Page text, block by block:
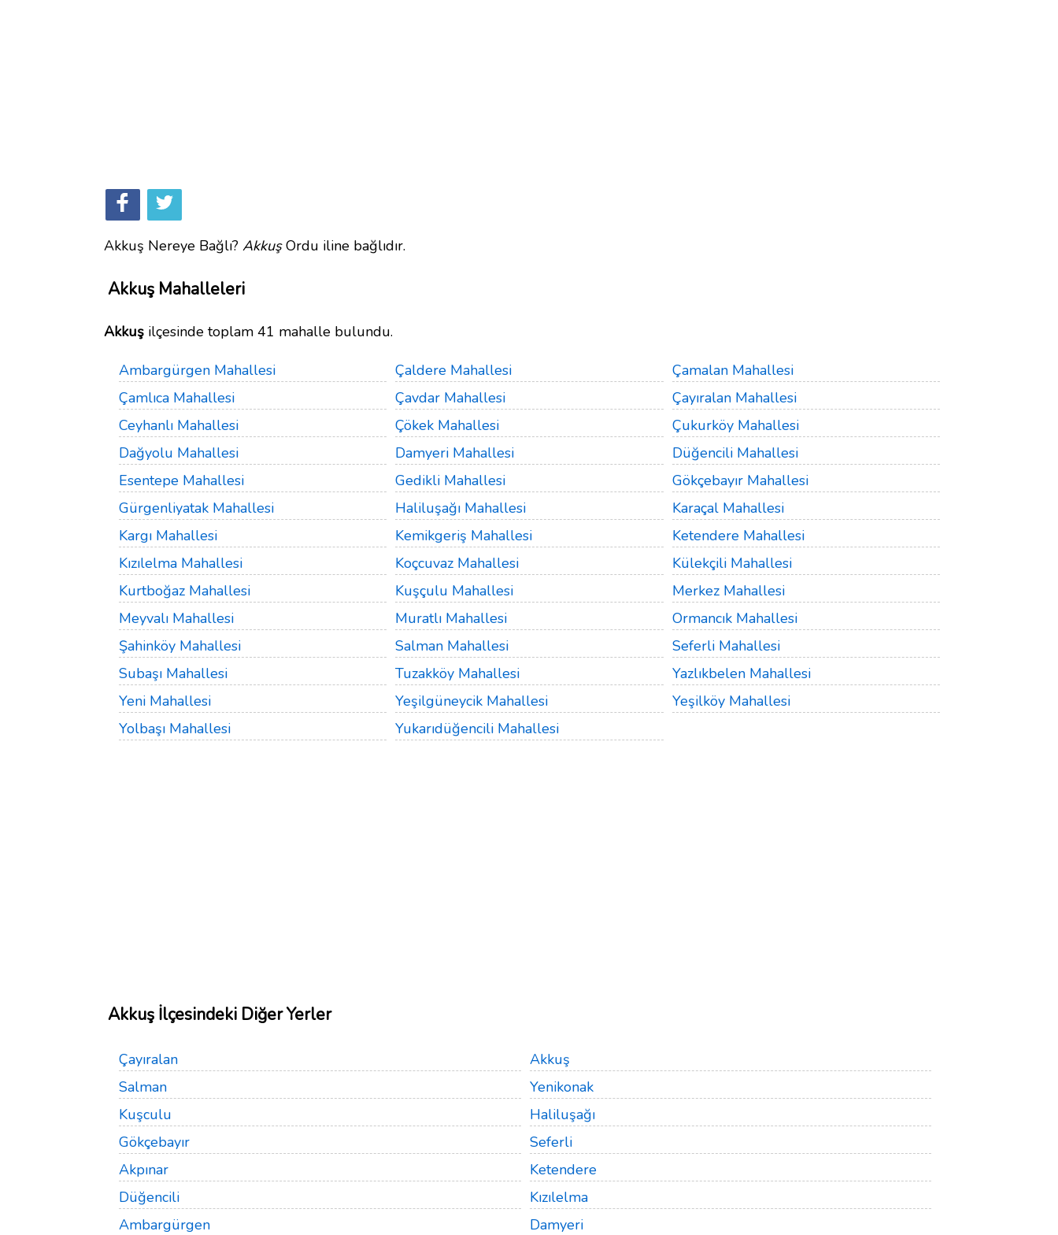
Akkuş Nereye Bağlı? AkkuşOrdu iline bağlıdır.
Akkuş Mahalleleri
Akkuş ilçesinde toplam 41 mahalle bulundu.
Ambargürgen Mahallesi Çaldere Mahallesi
Çamalan Mahallesi
Çamlıca Mahallesi
Çavdar Mahallesi
Çayıralan Mahallesi
Ceyhanlı Mahallesi
Çökek Mahallesi
Çukurköy Mahallesi
Dağyolu Mahallesi
Damyeri Mahallesi
Düğencili Mahallesi
Esentepe Mahallesi
Gedikli Mahallesi
Gökçebayır Mahallesi
Gürgenliyatak Mahallesi
Haliluşağı Mahallesi
Karaçal Mahallesi
Kargı Mahallesi
Kemikgeriş Mahallesi
Ketendere Mahallesi
Kızılelma Mahallesi
Koçcuvaz Mahallesi
Külekçili Mahallesi
Kurtboğaz Mahallesi
Kuşçulu Mahallesi
Merkez Mahallesi
Meyvalı Mahallesi
Muratlı Mahallesi
Ormancık Mahallesi
Şahinköy Mahallesi
Salman Mahallesi
Seferli Mahallesi
Subaşı Mahallesi
Tuzakköy Mahallesi
Yazlıkbelen Mahallesi
Yeni Mahallesi
Yeşilgüneycik Mahallesi
Yeşilköy Mahallesi
Yolbaşı Mahallesi
Yukarıdüğencili Mahallesi
Akkuş İlçesindeki Diğer Yerler
Çayıralan
Akkuş
Salman
Yenikonak
Kuşculu
Haliluşağı
Gökçebayır
Seferli
Akpınar
Ketendere
Düğencili
Kızılelma
Ambargürgen
Damyeri